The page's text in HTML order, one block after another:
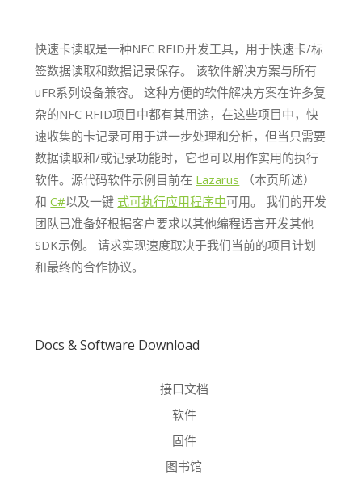
快速卡读取是一种NFC RFID开发工具，用于快速卡/标
签数据读取和数据记录保存。 该软件解决方案与所有
uFR系列设备兼容。 这种方便的软件解决方案在许多复
杂的NFC RFID项目中都有其用途，在这些项目中，快
速收集的卡记录可用于进一步处理和分析，但当只需要
数据读取和/或记录功能时，它也可以用作实用的执行
软件。源代码软件示例目前在 Lazarus （本页所述）
和C#以及一键式可执行应用程序中可用。 我们的开发
团队已准备好根据客户要求以其他编程语言开发其他
SDK示例。 请求实现速度取决于我们当前的项目计划
和最终的合作协议。
Docs & Software Download
接口文档
软件
固件
图书馆